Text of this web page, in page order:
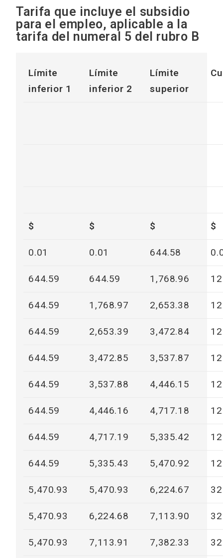
Tarifa que incluye el subsidio
para el empleo, aplicable a la
tarifa del numeral 5 del rubro B
Límite
inferior 1
Límite
inferior 2
Límite
superior
$ $ $ $
0.01 0.01 644.58
644.59 644.59 1,768.96
644.59 1,768.97 2,653.38
644.59 2,653.39 3,472.84
644.59 3,472.85 3,537.87
644.59 3,537.88 4,446.15
644.59 4,446.16 4,717.18
644.59 4,717.19 5,335.42
644.59 5,335.43 5,470.92
5,470.93 5,470.93 6,224.67
5,470.93 6,224.68 7,113.90
5,470.93 7,113.91 7,382.33